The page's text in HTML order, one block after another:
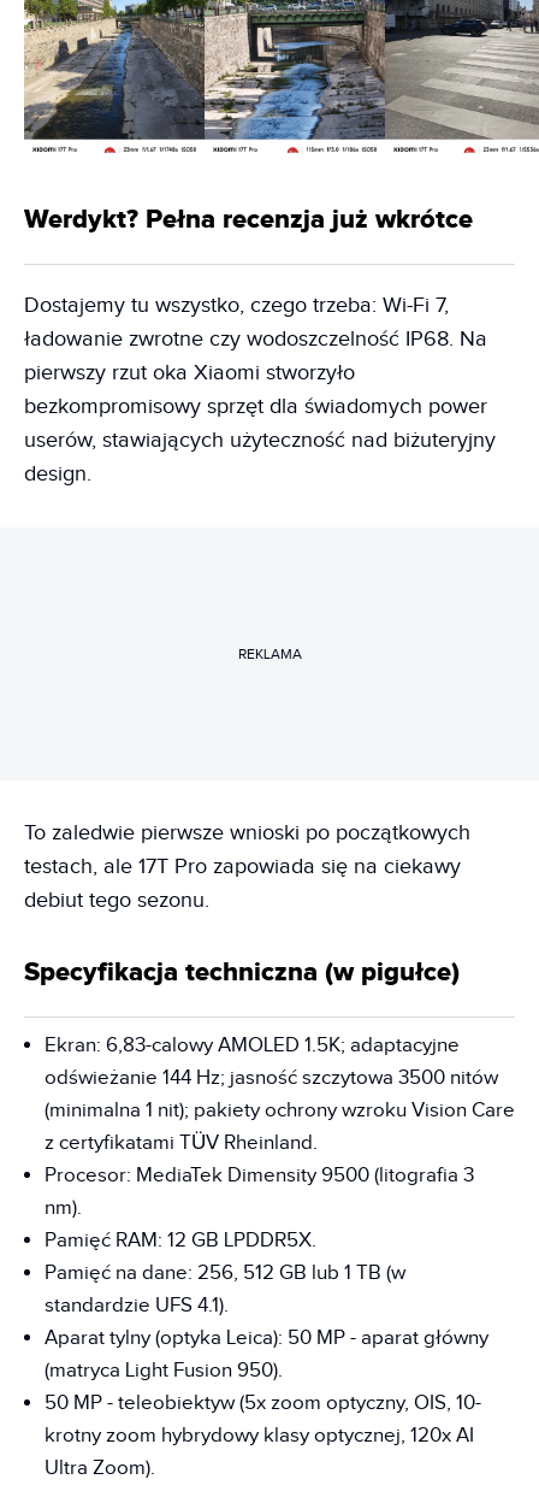
Werdykt? Pełna recenzja już wkrótce
Dostajemy tu wszystko, czego trzeba: Wi-Fi 7,
ładowanie zwrotne czy wodoszczelność IP68. Na
pierwszy rzut oka Xiaomi stworzyło
bezkompromisowy sprzęt dla świadomych power
userów, stawiających użyteczność nad biżuteryjny
design.
REKLAMA
To zaledwie pierwsze wnioski po początkowych
testach, ale 17T Pro zapowiada się na ciekawy
debiut tego sezonu.
Specyfikacja techniczna (w pigułce)
Ekran: 6,83-calowy AMOLED 1.5K; adaptacyjne
odświeżanie 144 Hz; jasność szczytowa 3500 nitów
(minimalna 1 nit); pakiety ochrony wzroku Vision Care
z certyfikatami TÜV Rheinland.
Procesor: MediaTek Dimensity 9500 (litografia 3
nm).
Pamięć RAM: 12 GB LPDDR5X.
Pamięć na dane: 256, 512 GB lub 1 TB (w
standardzie UFS 4.1).
Aparat tylny (optyka Leica): 50 MP - aparat główny
(matryca Light Fusion 950).
50 MP - teleobiektyw (5x zoom optyczny, OIS, 10-
krotny zoom hybrydowy klasy optycznej, 120x AI
Ultra Zoom).